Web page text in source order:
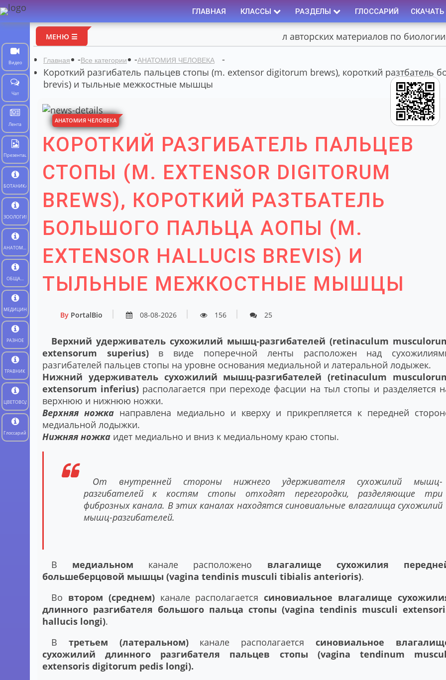
ГЛАВНАЯ КЛАССЫ РАЗДЕЛЫ ГЛОССАРИЙ СКАЧАТЬ
Видео
Чат
Лента
Презентации
БОТАНИКА
ЗООЛОГИЯ
АНАТОМИЯ
ЧЕЛОВЕКА
ОБЩАЯ
БИОЛОГИЯ
МЕДИЦИНА
РАЗНОЕ
ТРАВНИК
ЦВЕТОВОД
Глоссарий
МЕНЮ ☰ Портал авторских материалов по биологии
Главная -Все категории -АНАТОМИЯ ЧЕЛОВЕКА
-
Короткий разгибатель пальцев стопы (m. extensor digitorum brews), короткий
brevis) и тыльные межкостные мышцы
АНАТОМИЯ ЧЕЛОВЕКА
КОРОТКИЙ РАЗГИБАТЕЛЬ ПАЛЬЦЕВ
СТОПЫ (M. EXTENSOR DIGITORUM
BREWS), КОРОТКИЙ РАЗТБАТЕЛЬ
БОЛЬШОГО ПАЛЬЦА АОПЫ (M.
EXTENSOR HALLUCIS BREVIS) И
ТЫЛЬНЫЕ МЕЖКОСТНЫЕ МЫШЦЫ
ByPortalBio 08-08-2026 156 25
Верхний удерживатель сухожилий мышц-разгибателей (retinaculum
extensorum superius)в виде поперечной ленты расположен над
разгибателей пальцев стопы на уровне основания медиальной и латеральной лодыжек.
Нижний удерживатель сухожилий мышц-разгибателей (retinaculum
extensorum inferius) располагается при переходе фасции на тыл стопы и разделяется
верхнюю и нижнюю ножки.
Верхняя ножканаправлена медиально и кверху и прикрепляется к передней
медиальной лодыжки.
Нижняя ножкаидет медиально и вниз к медиальному краю стопы.
От внутренней стороны нижнего удерживателя сухожилий мышц-
разгибателей к костям стопы отходят перегородки, разделяющие три
фиброзных канала. В этих каналах находятся синовиальные влагалища сухожилий
мышц-разгибателей.
В медиальном канале расположено влагалище сухожилия
большеберцовой мышцы (vagina tendinis musculi tibialis anterioris).
Во втором (среднем)канале располагаетсясиновиальное влагалище
длинного разгибателя большого пальца стопы (vagina tendinis musculi
hallucis longi).
В третьем (латеральном)канале располагаетсясиновиальное
сухожилий длинного разгибателя пальцев стопы (vagina tendinum
extensoris digitorum pedis longi).